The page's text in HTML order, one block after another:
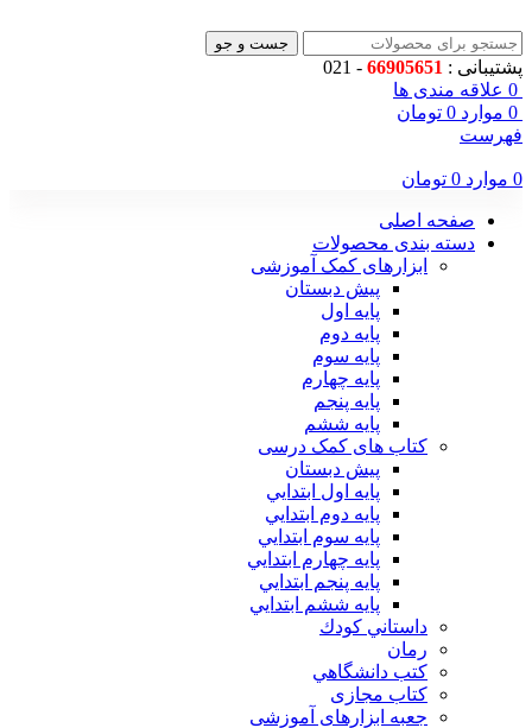
جست و جو
پشتیبانی : 66905651
- 021
0 علاقه مندی ها
0 موارد 0 تومان
فهرست
0 موارد 0 تومان
صفحه اصلی
دسته بندی محصولات
ابزارهای کمک آموزشی
پیش دبستان
پایه اول
پایه دوم
پایه سوم
پایه چهارم
پايه پنجم
پایه ششم
کتاب های کمک درسی
پیش دبستان
پايه اول ابتدايي
پايه دوم ابتدايي
پايه سوم ابتدايي
پايه چهارم ابتدايي
پايه پنجم ابتدايي
پايه ششم ابتدايي
داستاني كودك
رمان
كتب دانشگاهي
کتاب مجازی
جعبه ابزارهای آموزشی